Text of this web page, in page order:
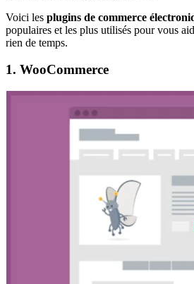
Voici les plugins de commerce
populaires et les plus utilisés pour vous
rien de temps.
1. WooCommerce